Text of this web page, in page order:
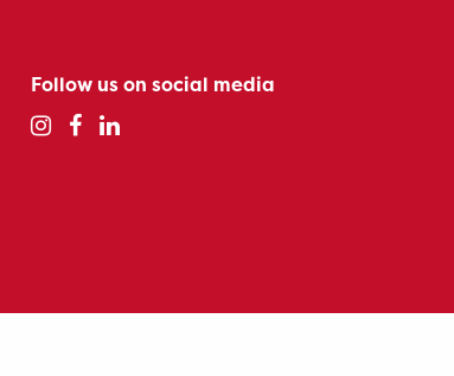
Follow us on social media